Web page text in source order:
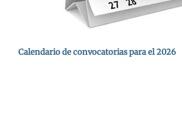
Calendario de convocatorias para el 2026